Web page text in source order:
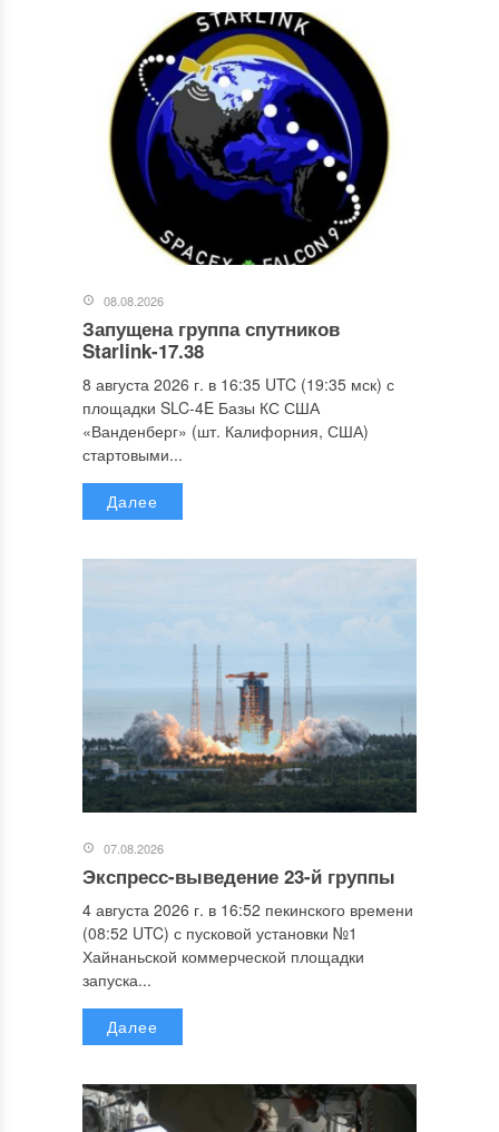
08.08.2026
Запущена группа спутников
Starlink-17.38
8 августа 2026 г. в 16:35 UTC (19:35 мск) с
площадки SLC-4E Базы КС США
«Ванденберг» (шт. Калифорния, США)
стартовыми...
Далее
07.08.2026
Экспресс-выведение 23-й группы
4 августа 2026 г. в 16:52 пекинского времени
(08:52 UTC) с пусковой установки №1
Хайнаньской коммерческой площадки
запуска...
Далее